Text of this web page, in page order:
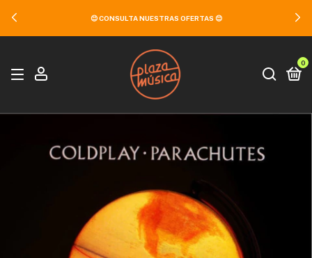
😊 CONSULTA NUESTRAS OFERTAS 😊
0